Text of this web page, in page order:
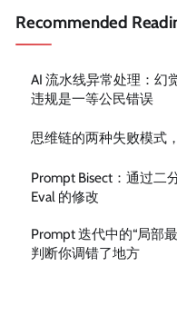
Recommended
AI 流水线异常处理：幻
违规是一等公民错误
思维链的两种失败模式
Prompt Bisect：通过二
Eval 的修改
Prompt 迭代中的“局部
判断你调错了地方